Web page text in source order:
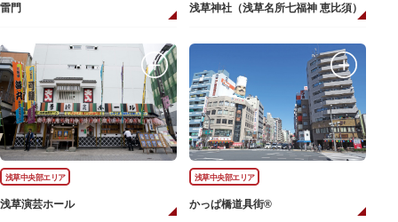
雷門 浅草神社（浅草名所七福神 恵比須）
浅草中央部エリア
浅草演芸ホール
浅草中央部エリア
かっぱ橋道具街®